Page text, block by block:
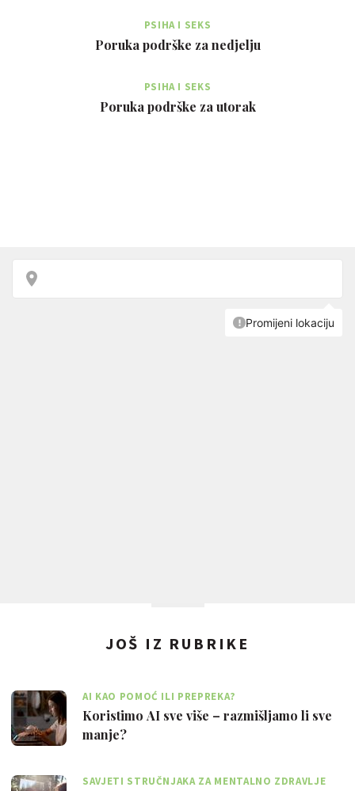
PSIHA I SEKS
Poruka podrške za nedjelju
PSIHA I SEKS
Poruka podrške za utorak
JOŠ IZ RUBRIKE
AI KAO POMOĆ ILI PREPREKA?
Koristimo AI sve više – razmišljamo li sve
manje?
SAVJETI STRUČNJAKA ZA MENTALNO ZDRAVLJE